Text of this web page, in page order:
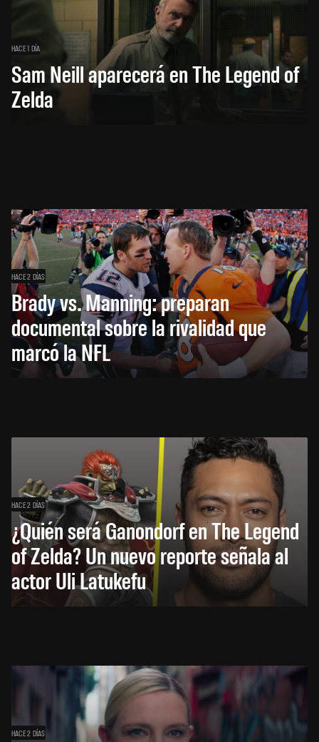
HACE 1 DÍA
Sam Neill aparecerá en The Legend of
Zelda
HACE 2 DÍAS
Brady vs. Manning: preparan
documental sobre la rivalidad que
marcó la NFL
HACE 2 DÍAS
¿Quién será Ganondorf en The Legend
of Zelda? Un nuevo reporte señala al
actor Uli Latukefu
HACE 2 DÍAS